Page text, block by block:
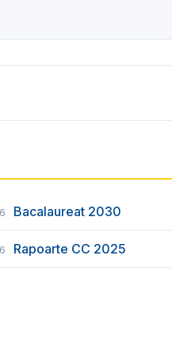
Bacalaureat 2030
Rapoarte CC 2025